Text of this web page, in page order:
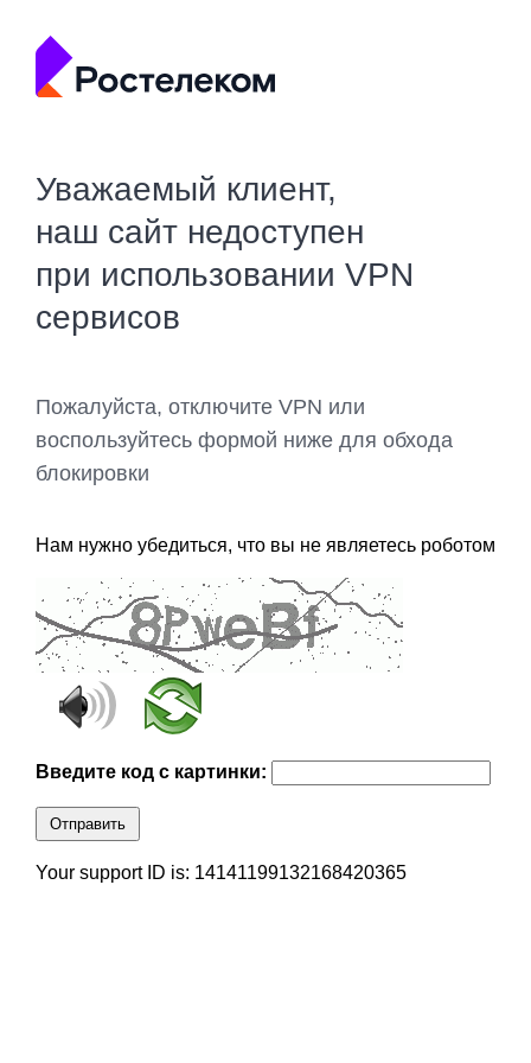
Уважаемый клиент,
наш сайт недоступен
при использовании VPN
сервисов
Пожалуйста, отключите VPN или
воспользуйтесь формой ниже для обхода
блокировки
Нам нужно убедиться, что вы не являетесь роботом
Введите код с картинки:
Отправить
Your support ID is: 14141199132168420365